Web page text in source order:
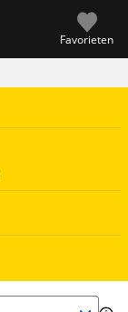
Favorieten